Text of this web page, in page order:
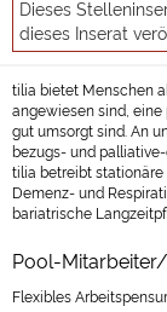
Dieses
dieses Inserat
tilia bietet Menschen
angewiesen sind,
gut umsorgt sind. An
bezugs- und
tilia betreibt
Demenz- und
bariatrische
Pool-
Flexibles